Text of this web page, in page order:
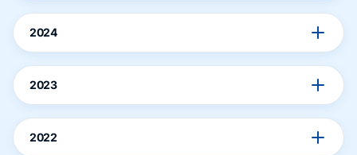
2024
2023
2022